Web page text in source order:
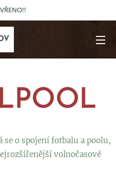
se o spojení fotbalu a poolu,
volnočasové